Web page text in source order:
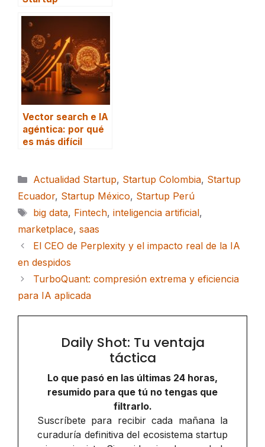
Vector search e IA
agéntica: por qué
es más difícil
Categorías
Actualidad Startup, Startup Colombia, Startup
Ecuador, Startup México, Startup Perú
Etiquetas
big data, Fintech, inteligencia artificial,
marketplace, saas
El CEO de Perplexity y el impacto real de la IA
en despidos
TurboQuant: compresión extrema y eficiencia
para IA aplicada
Daily Shot: Tu ventaja
táctica
Lo que pasó en las últimas 24 horas,
resumido para que tú no tengas que
filtrarlo.
Suscríbete para recibir cada mañana la
curaduría definitiva del ecosistema startup